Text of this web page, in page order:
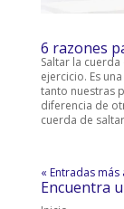
6 razones
Saltar la
ejercicio. Es
tanto nuestras
diferencia de
cuerda de
« Entradas más
Encuentra